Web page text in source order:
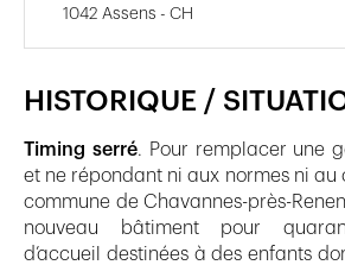
HISTORIQUE /
Timing serré. Pour remplacer une
et ne répondant ni aux normes ni au
commune de Chavannes-près-
nouveau bâtiment pour
d’accueil destinées à des enfants
1042 Assens - CH